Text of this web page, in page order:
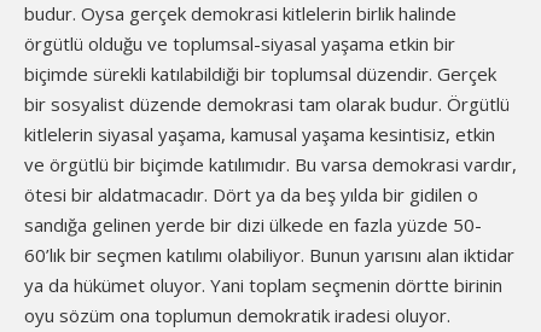
budur. Oysa gerçek demokrasi kitlelerin birlik halinde
örgütlü olduğu ve toplumsal-siyasal yaşama etkin bir
biçimde sürekli katılabildiği bir toplumsal düzendir. Gerçek
bir sosyalist düzende demokrasi tam olarak budur. Örgütlü
kitlelerin siyasal yaşama, kamusal yaşama kesintisiz, etkin
ve örgütlü bir biçimde katılımıdır. Bu varsa demokrasi vardır,
ötesi bir aldatmacadır. Dört ya da beş yılda bir gidilen o
sandığa gelinen yerde bir dizi ülkede en fazla yüzde 50-
60’lık bir seçmen katılımı olabiliyor. Bunun yarısını alan iktidar
ya da hükümet oluyor. Yani toplam seçmenin dörtte birinin
oyu sözüm ona toplumun demokratik iradesi oluyor.